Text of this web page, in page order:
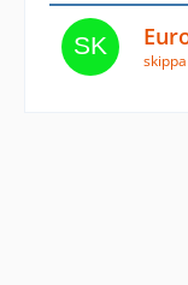
skippa